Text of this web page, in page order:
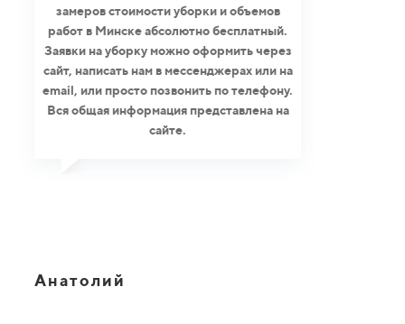
замеров стоимости уборки и объемов
работ в Минске абсолютно бесплатный.
Заявки на уборку можно оформить через
сайт, написать нам в мессенджерах или на
email, или просто позвонить по телефону.
Вся общая информация представлена на
сайте.
Анатолий